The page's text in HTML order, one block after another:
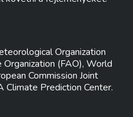
Organization
(FAO), World
Commission Joint
Climate Prediction Center.